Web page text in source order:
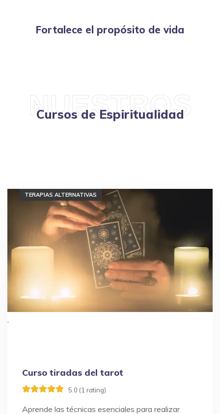
Fortalece el propósito de vida
NUESTROS
Cursos de Espiritualidad
MASAJES
TERAPIAS ALTERNATIVAS
Curso tiradas del tarot
5.0 (1 rating)
Aprende las técnicas esenciales para realizar